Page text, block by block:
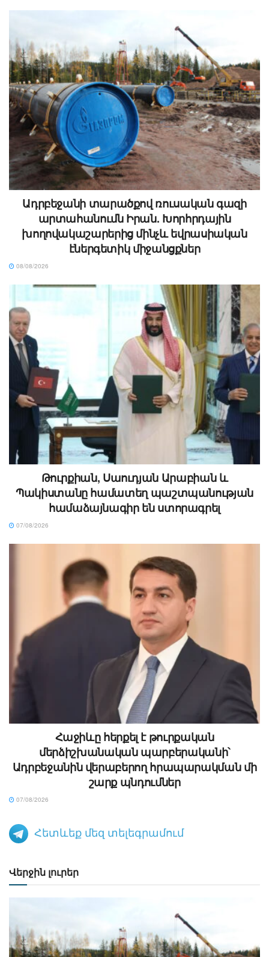
Ադրբեջանի տարածքով ռուսական գազի
արտահանումն Իրան. Խորհրդային
խողովակաշարերից մինչև եվրասիական
էներգետիկ միջանցքներ
08/08/2026
Թուրքիան, Սաուդյան Արաբիան և
Պակիստանը համատեղ պաշտպանության
համաձայնագիր են ստորագրել
07/08/2026
Հաջիևը հերքել է թուրքական
մերձիշխանական պարբերականի՝
Ադրբեջանին վերաբերող հրապարակման մի
շարք պնդումներ
07/08/2026
Հետևեք մեզ տելեգրամում
Վերջին լուրեր